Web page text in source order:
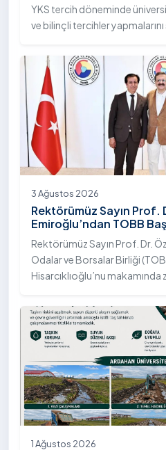
YKS tercih döneminde
ve bilinçli tercihler
çeşitliliğini ve nitelikli
ekranlarında yayımlanan
canlı yayın konuğu olarak
3 Ağustos 2026
Rektörümüz Sayın Prof.
Emiroğlu’ndan TOBB
Hisarcıklıoğlu’na Ziyaret
Rektörümüz Sayın Prof. Dr.
Odalar ve Borsalar Birliği
Hisarcıklıoğlu’nu
Emiroğlu Hanımefendi eşlik
1 Ağustos 2026